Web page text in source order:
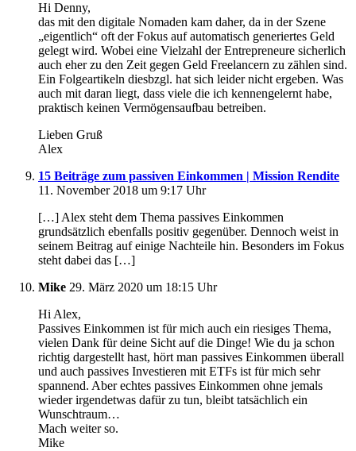
Hi Denny,
das mit den digitale Nomaden kam daher, da in der Szene
„eigentlich“ oft der Fokus auf automatisch generiertes Geld
gelegt wird. Wobei eine Vielzahl der Entrepreneure sicherlich
auch eher zu den Zeit gegen Geld Freelancern zu zählen sind.
Ein Folgeartikeln diesbzgl. hat sich leider nicht ergeben. Was
auch mit daran liegt, dass viele die ich kennengelernt habe,
praktisch keinen Vermögensaufbau betreiben.
Lieben Gruß
Alex
15 Beiträge zum passiven Einkommen | Mission Rendite
11. November 2018 um 9:17 Uhr
[…] Alex steht dem Thema passives Einkommen
grundsätzlich ebenfalls positiv gegenüber. Dennoch weist in
seinem Beitrag auf einige Nachteile hin. Besonders im Fokus
steht dabei das […]
Mike 29. März 2020 um 18:15 Uhr
Hi Alex,
Passives Einkommen ist für mich auch ein riesiges Thema,
vielen Dank für deine Sicht auf die Dinge! Wie du ja schon
richtig dargestellt hast, hört man passives Einkommen überall
und auch passives Investieren mit ETFs ist für mich sehr
spannend. Aber echtes passives Einkommen ohne jemals
wieder irgendetwas dafür zu tun, bleibt tatsächlich ein
Wunschtraum…
Mach weiter so.
Mike